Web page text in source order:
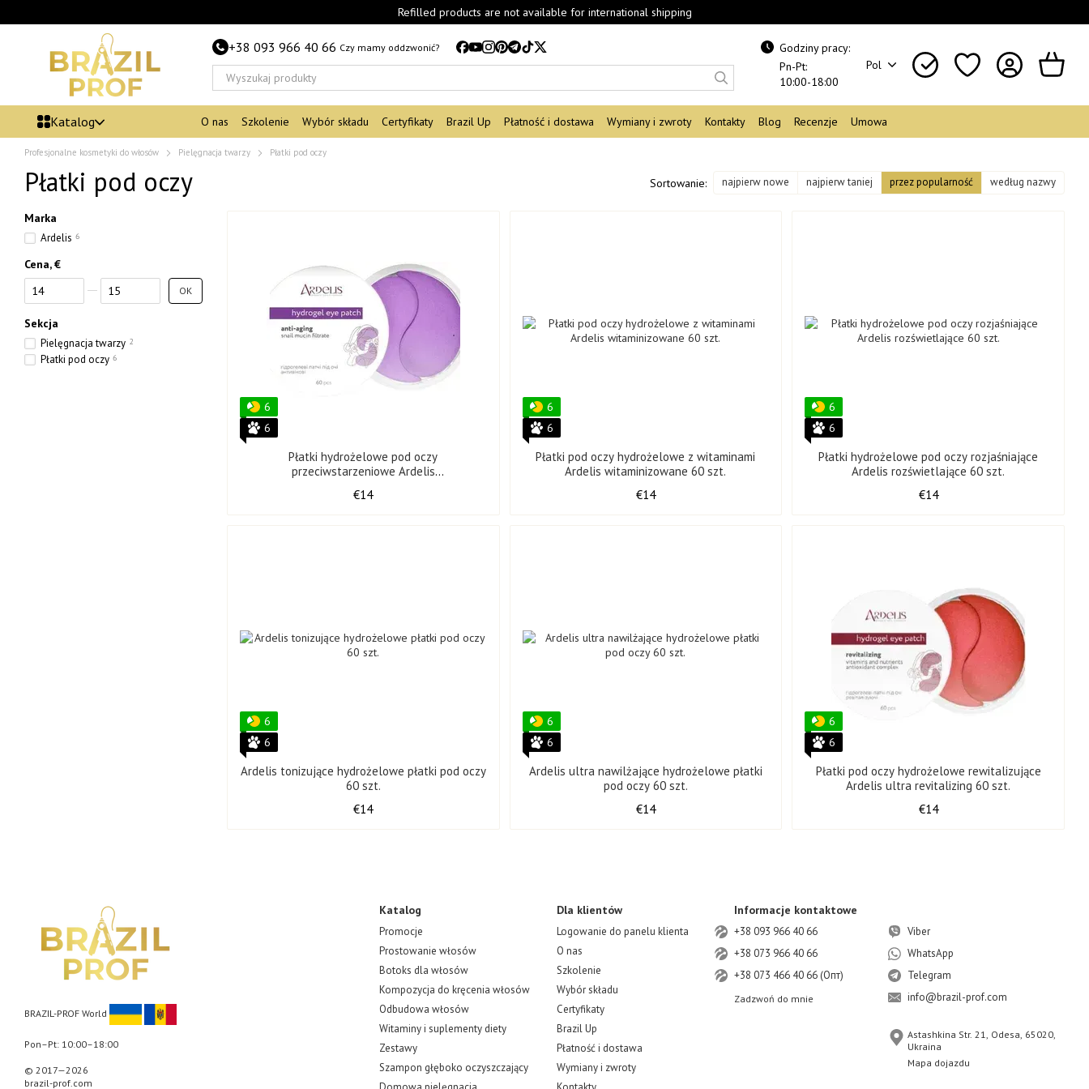
Refilled products are not available for international shipping
+38 093 966 40 66 Czy mamy oddzwonić?
Godziny pracy:
Pn-Pt:
10:00-18:00
Pol
Katalog O nas Szkolenie Wybór składu Certyfikaty Brazil Up Płatność i dostawa Wymiany i zwroty Kontakty Blog Recenzje Umowa
Profesjonalne kosmetyki do włosów Pielęgnacja twarzy Płatki pod oczy
Płatki pod oczy Sortowanie: najpierw nowe najpierw taniej przez popularność według nazwy
6
6
Płatki hydrożelowe pod oczy
przeciwstarzeniowe Ardelis
€14
6
6
Płatki pod oczy hydrożelowe z witaminami
Ardelis witaminizowane 60 szt.
€14
6
6
Płatki hydrożelowe pod oczy rozjaśniające
Ardelis rozświetlające 60 szt.
€14
6
6
Ardelis tonizujące hydrożelowe płatki pod oczy
60 szt.
€14
6
6
Ardelis ultra nawilżające hydrożelowe płatki
pod oczy 60 szt.
€14
6
6
Płatki pod oczy hydrożelowe rewitalizujące
Ardelis ultra revitalizing 60 szt.
€14
Marka
Ardelis 6
Cena, €
Od Cena, €
Do Cena, € OK
Sekcja
Pielęgnacja twarzy 2
Płatki pod oczy 6
BRAZIL-PROF World
Pon–Pt: 10:00–18:00
© 2017—2026
brazil-prof.com
Katalog
Promocje
Prostowanie włosów
Botoks dla włosów
Kompozycja do kręcenia włosów
Odbudowa włosów
Witaminy i suplementy diety
Zestawy
Szampon głęboko oczyszczający
Dla klientów
Logowanie do panelu klienta
O nas
Szkolenie
Wybór składu
Certyfikaty
Brazil Up
Płatność i dostawa
Wymiany i zwroty
Informacje kontaktowe
+38 093 966 40 66
+38 073 966 40 66
+38 073 466 40 66 (Опт)
Zadzwoń do mnie
Viber
WhatsApp
Telegram
info@brazil-prof.com
Astashkina Str. 21, Odesa, 65020,
Ukraina
Mapa dojazdu